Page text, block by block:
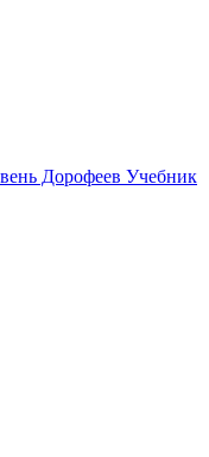
Дорофеев Учебник